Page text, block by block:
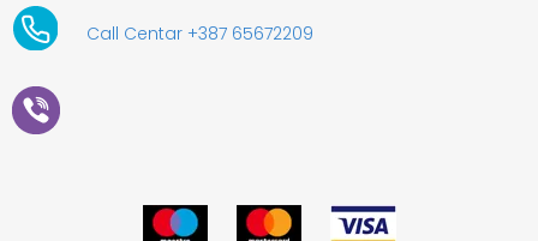
aksaonlinebih@aksabih.ba
5514802214205743
61-01-0052-11
11079253
Zaposlenje
Saradnja
Uslovi korišćenja i prodaje
Kako kupiti
Plaćanje karticama
Call Centar +387 65672209